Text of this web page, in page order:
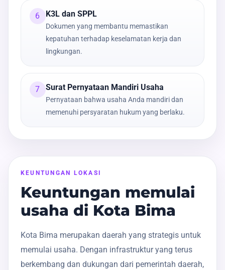
6 K3L dan SPPL
Dokumen yang membantu memastikan
kepatuhan terhadap keselamatan kerja dan
lingkungan.
7 Surat Pernyataan Mandiri Usaha
Pernyataan bahwa usaha Anda mandiri dan
memenuhi persyaratan hukum yang berlaku.
KEUNTUNGAN LOKASI
Keuntungan memulai
usaha di Kota Bima
Kota Bima merupakan daerah yang strategis untuk
memulai usaha. Dengan infrastruktur yang terus
berkembang dan dukungan dari pemerintah daerah,